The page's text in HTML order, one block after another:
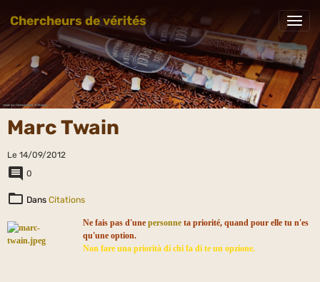
Chercheurs de vérités
Marc Twain
Le 14/09/2012
0
Dans Citations
Ne fais pas d'une personne ta priorité, quand pour elle tu n'es
qu'une option.
Non fare una priorità di chi fa di te un opzione.